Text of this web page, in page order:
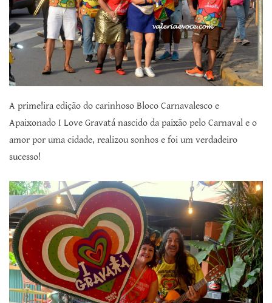
A prime!ira edição do carinhoso Bloco Carnavalesco e
Apaixonado I Love Gravatá nascido da paixão pelo Carnaval e o
amor por uma cidade, realizou sonhos e foi um verdadeiro
sucesso!